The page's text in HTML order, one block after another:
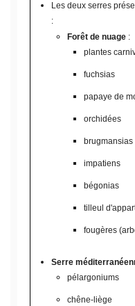
Les deux serres
:
Forêt de nuage :
plantes
fuchsias
papaye de
orchidées
impatiens
bégonias
tilleul
fougères
Serre
pélargoniums
chêne-liège